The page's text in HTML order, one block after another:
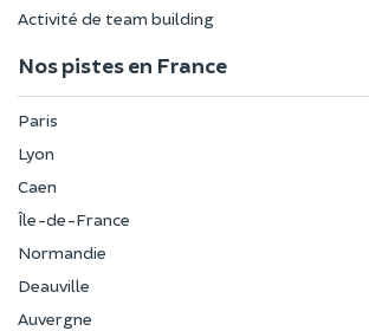
Activité de team building
Nos pistes en France
Paris
Lyon
Caen
Île-de-France
Normandie
Deauville
Auvergne